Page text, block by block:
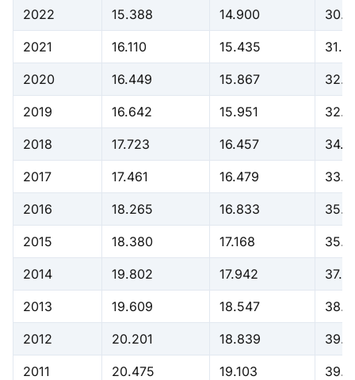
2022 15.388 14.900
2021 16.110 15.435
2020 16.449 15.867
2019 16.642 15.951
2018 17.723 16.457
2017 17.461 16.479
2016 18.265 16.833
2015 18.380 17.168
2014 19.802 17.942
2013 19.609 18.547
2012 20.201 18.839
2011 20.475 19.103